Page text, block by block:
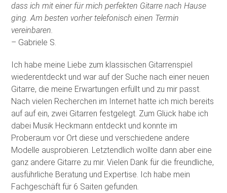
dass ich mit einer für mich perfekten Gitarre nach Hause
ging. Am besten vorher telefonisch einen Termin
vereinbaren.
– Gabriele S.
Ich habe meine Liebe zum klassischen Gitarrenspiel
wiederentdeckt und war auf der Suche nach einer neuen
Gitarre, die meine Erwartungen erfüllt und zu mir passt.
Nach vielen Recherchen im Internet hatte ich mich bereits
auf auf ein, zwei Gitarren festgelegt. Zum Glück habe ich
dabei Musik Heckmann entdeckt und konnte im
Proberaum vor Ort diese und verschiedene andere
Modelle ausprobieren. Letztendlich wollte dann aber eine
ganz andere Gitarre zu mir. Vielen Dank für die freundliche,
ausführliche Beratung und Expertise. Ich habe mein
Fachgeschäft für 6 Saiten gefunden